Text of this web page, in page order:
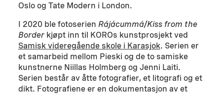
Oslo og Tate Modern i London.
I 2020 ble fotoserien Rájácummá/Kiss from the
Borderkjøpt inn til KOROs kunstprosjekt ved
Samisk videregående skole i Karasjok. Serien er
et samarbeid mellom Pieski og de to samiske
kunstnerne Niillas Holmberg og Jenni Laiti.
Serien består av åtte fotografier, et litografi og et
dikt. Fotografiene er en dokumentasjon av et